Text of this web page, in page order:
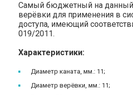
Самый бюджетный на данный
верёвки для применения в
доступа, имеющий
019/2011.
Характеристики:
Диаметр каната, мм.: 11;
Диаметр верёвки, мм.: 11;